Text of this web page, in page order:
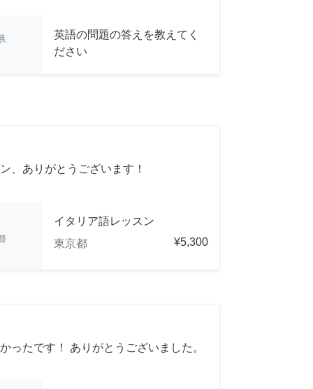
英語の問題の答えを教えてく
ださい
、ありがとうございます！
イタリア語レッスン
東京都
¥5,300
ったです！ ありがとうございました。